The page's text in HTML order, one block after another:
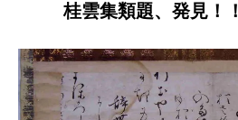
桂雲集類題、発見！！